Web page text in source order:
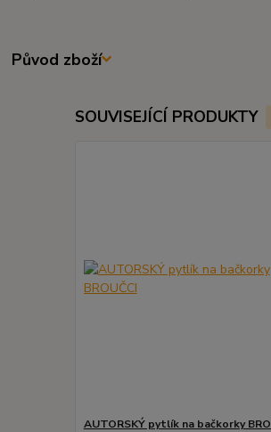
Původ zboží
SOUVISEJÍCÍ PRODUKTY
AUTORSKÝ pytlík na bačkorky